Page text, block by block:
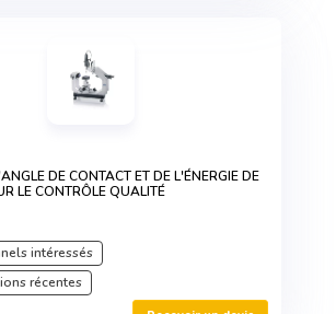
DE CONTACT ET DE L'ÉNERGIE DE
LE CONTRÔLE QUALITÉ
intéressés
récentes